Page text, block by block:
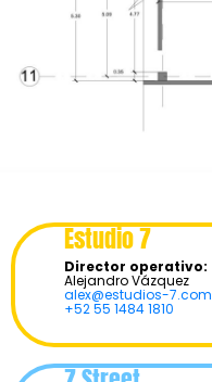
Estudio 7
Director operativo:
Alejandro Vázquez
alex@estudios-7.com
+52 55 1484 1810